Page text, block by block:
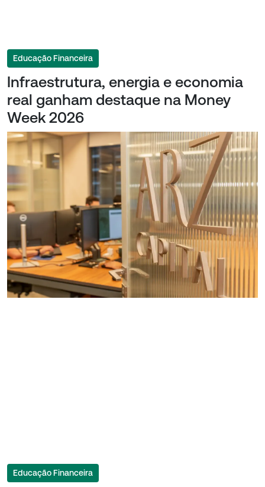
Educação Financeira
Infraestrutura, energia e economia
real ganham destaque na Money
Week 2026
Educação Financeira